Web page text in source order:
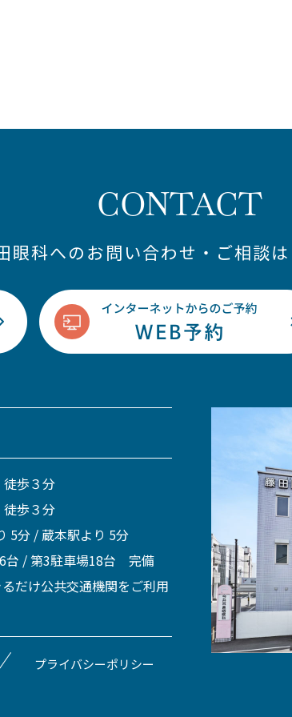
CONTACT
眼科へのお問い合わせ・ご相談
歩３分
歩３分
5分 / 蔵本駅より 5分
台 / 第3駐車場18台 完備
だけ公共交通機関をご利用
プライバシーポリシー